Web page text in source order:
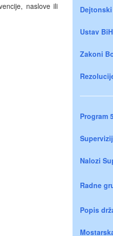
naslove ili
Ustav BiH
Zakoni
Program
Nalozi
Radne
Popis